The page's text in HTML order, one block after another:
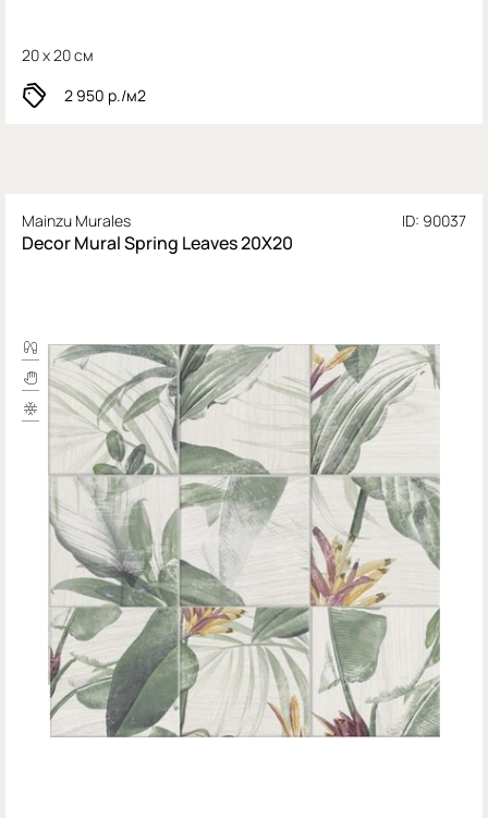
20 x 20 см
2 950 р./м2
Mainzu Murales ID: 90037
Decor Mural Spring Leaves 20X20